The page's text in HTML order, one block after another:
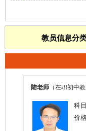
教员信息分